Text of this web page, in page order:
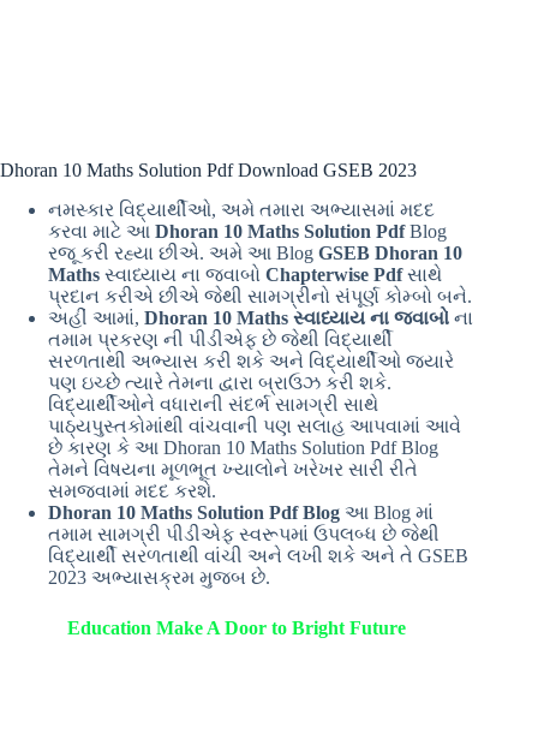
Dhoran 10 Maths Solution Pdf Download GSEB 2023
નમસ્કાર વિદ્યાર્થીઓ, અમે તમારા અભ્યાસમાં મદદ
કરવા માટે આ Dhoran 10 Maths Solution PdfBlog
રજૂ કરી રહ્યા છીએ. અમે આ Blog GSEB Dhoran 10
Maths સ્વાધ્યાય ના જવાબો Chapterwise Pdfસાથે
પ્રદાન કરીએ છીએ જેથી સામગ્રીનો સંપૂર્ણ કોમ્બો બને.
અહીં આમાં, Dhoran 10 Maths સ્વાધ્યાય ના જવાબો ના
તમામ પ્રકરણ ની પીડીએફ છે જેથી વિદ્યાર્થી
સરળતાથી અભ્યાસ કરી શકે અને વિદ્યાર્થીઓ જ્યારે
પણ ઇચ્છે ત્યારે તેમના દ્વારા બ્રાઉઝ કરી શકે.
વિદ્યાર્થીઓને વધારાની સંદર્ભ સામગ્રી સાથે
પાઠ્યપુસ્તકોમાંથી વાંચવાની પણ સલાહ આપવામાં આવે
છે કારણ કે આ Dhoran 10 Maths Solution Pdf Blog
તેમને વિષયના મૂળભૂત ખ્યાલોને ખરેખર સારી રીતે
સમજવામાં મદદ કરશે.
Dhoran 10 Maths Solution Pdf Blog આ Blog માં
તમામ સામગ્રી પીડીએફ સ્વરૂપમાં ઉપલબ્ધ છે જેથી
વિદ્યાર્થી સરળતાથી વાંચી અને લખી શકે અને તે GSEB
2023 અભ્યાસક્રમ મુજબ છે.
Education Make A Door to Bright Future